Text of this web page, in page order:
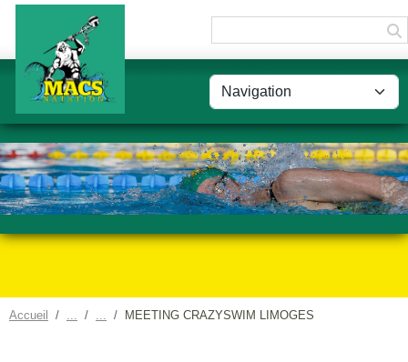
Accueil MEETING CRAZYSWIM LIMOGES